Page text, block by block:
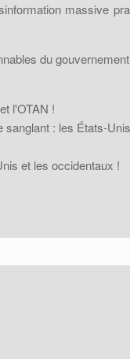
massive
du
l'OTAN !
: les États-
et les occidentaux !